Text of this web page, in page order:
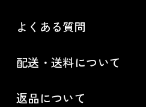
よくある質問
配送・送料について
返品について